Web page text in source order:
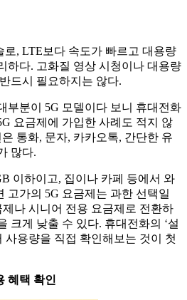
로, LTE보다 속도가 빠르고 대용량
하다. 고화질 영상 시청이나 대용량
드시 필요하지는 않다.
부분이 5G 모델이다 보니 휴대전화
요금제에 가입한 사례도 적지 않
통화, 문자, 카카오톡, 간단한 유
많다.
이하이고, 집이나 카페 등에서 와
고가의 5G 요금제는 과한 선택일
나 시니어 전용 요금제로 전환하
크게 낮출 수 있다. 휴대전화의 ‘설
사용량을 직접 확인해보는 것이 첫
혜택 확인